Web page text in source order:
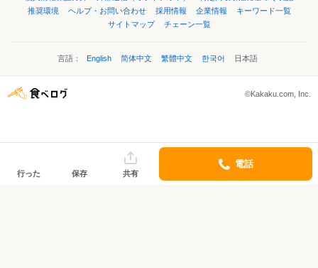
推奨環境
ヘルプ・お問い合わせ 採用情報 企業情報
キーワード一覧
サイトマップ
チェーン一覧
言語： English 简体中文 繁體中文 한국어 日本語
©Kakaku.com, Inc.
行った 保存 共有
電話